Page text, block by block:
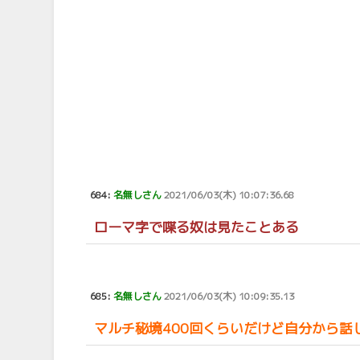
684:名無しさん2021/06/03(木) 10:07:36.68
ローマ字で喋る奴は見たことある
685:名無しさん2021/06/03(木) 10:09:35.13
マルチ秘境400回くらいだけど自分から話